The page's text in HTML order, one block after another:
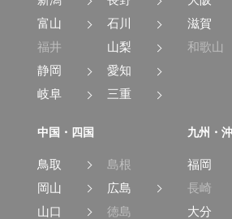
富山
石川
福井
山梨
静岡
愛知
岐阜
三重
滋賀
和歌山
中国・四国
鳥取
島根
岡山
広島
山口
徳島
九州・
福岡
長崎
大分